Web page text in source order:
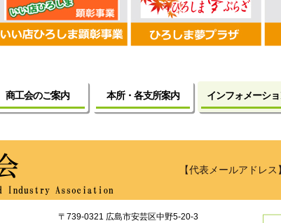
商工会のご案内 本所・各支所案内 インフォメーシ
【代表メールアドレス】
〒739-0321 広島市安芸区中野5-20-3